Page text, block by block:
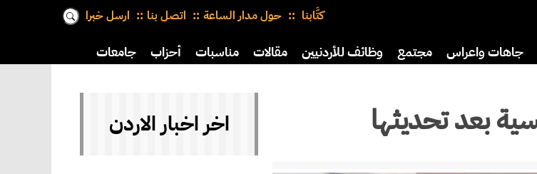
كتَّابنا حول مدار الساعة اتصل بنا ارسل خبرا
جاهات واعراس مجتمع وظائف للأردنيين مقالات مناسبات أحزاب جامعات
اخر اخبار الاردن